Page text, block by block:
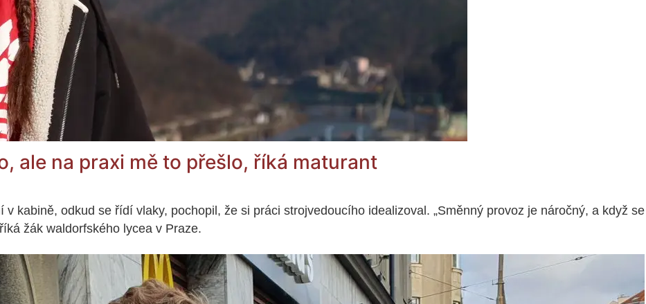
ale na praxi mě to přešlo, říká maturant
kabině, odkud se řídí vlaky, pochopil, že si práci strojvedoucího idealizoval. „Směnný provoz je náročný, a když se
žák waldorfského lycea v Praze.